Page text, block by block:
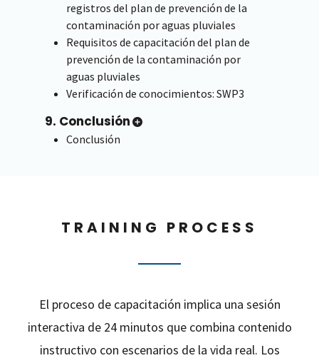
registros del plan de prevención de la
contaminación por aguas pluviales
Requisitos de capacitación del plan de
prevención de la contaminación por
aguas pluviales
Verificación de conocimientos: SWP3
9. Conclusión
Conclusión
TRAINING PROCESS
El proceso de capacitación implica una sesión
interactiva de 24 minutos que combina contenido
instructivo con escenarios de la vida real. Los